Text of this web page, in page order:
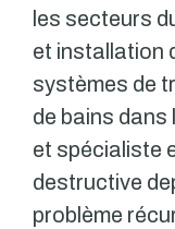
les secteurs
et installation
systèmes de
de bains dans
et spécialiste
destructive
problème